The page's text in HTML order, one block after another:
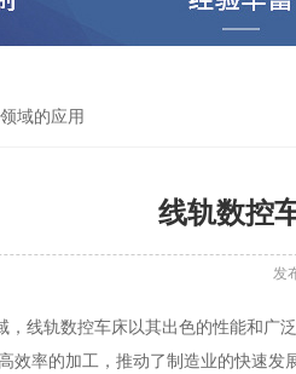
域的应用
线轨数控
发
线轨数控车床以其出色的性能和广
效率的加工，推动了制造业的快速发展